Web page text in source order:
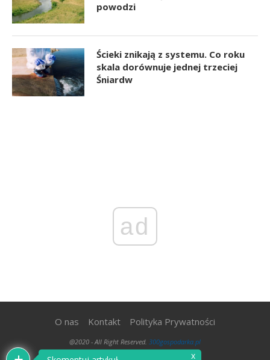
powodzi
Ścieki znikają z systemu. Co roku
skala dorównuje jednej trzeciej
Śniardw
ad
O nas Kontakt Polityka Prywatności
@2020 - All Right Reserved. 300gospodarka.pl
x